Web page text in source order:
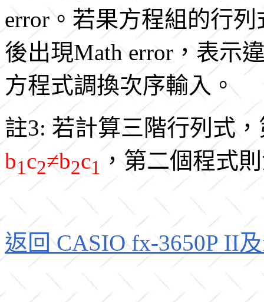
error。若果方程組的行
後出現Math error，表示
方程式調換次序輸入。
註3: 若計算三階行列式
b1c2≠b2c1 ，第二個程式
返回 CASIO fx-3650P II